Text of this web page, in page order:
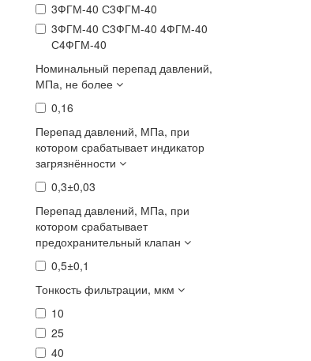
3ФГМ-40 С3ФГМ-40
3ФГМ-40 С3ФГМ-40 4ФГМ-40
С4ФГМ-40
Номинальный перепад давлений,
МПа, не более
0,16
Перепад давлений, МПа, при
котором срабатывает индикатор
загрязнённости
0,3±0,03
Перепад давлений, МПа, при
котором срабатывает
предохранительный клапан
0,5±0,1
Тонкость фильтрации, мкм
10
25
40